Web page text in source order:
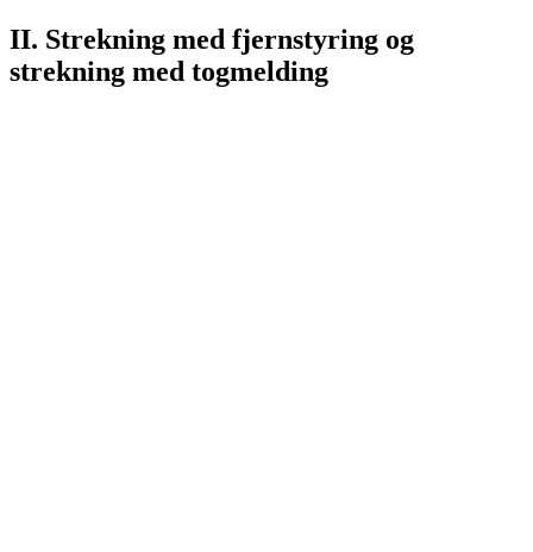
II. Strekning med fjernstyring og
strekning med togmelding